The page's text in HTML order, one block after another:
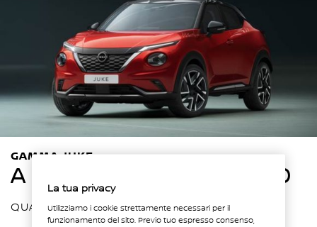
A PARTIRE DA € 20.900
GAMMA JUKE
QUALUNQUE SIA IL TUO USATO.
La tua privacy
Utilizziamo i cookie strettamente necessari per il
funzionamento del sito. Previo tuo espresso consenso,